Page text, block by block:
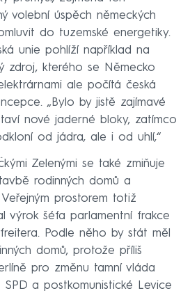
volební úspěch německých
do tuzemské energetiky.
unie pohlíží například na
zdroj, kterého se Německo
ale počítá česká
„Bylo by jistě zajímavé
nové jaderné bloky, zatímco
od jádra, ale i od uhlí,“
Zelenými se také zmiňuje
rodinných domů a
prostorem totiž
výrok šéfa parlamentní frakce
Podle něho by stát měl
domů, protože příliš
pro změnu tamní vláda
a postkomunistické Levice